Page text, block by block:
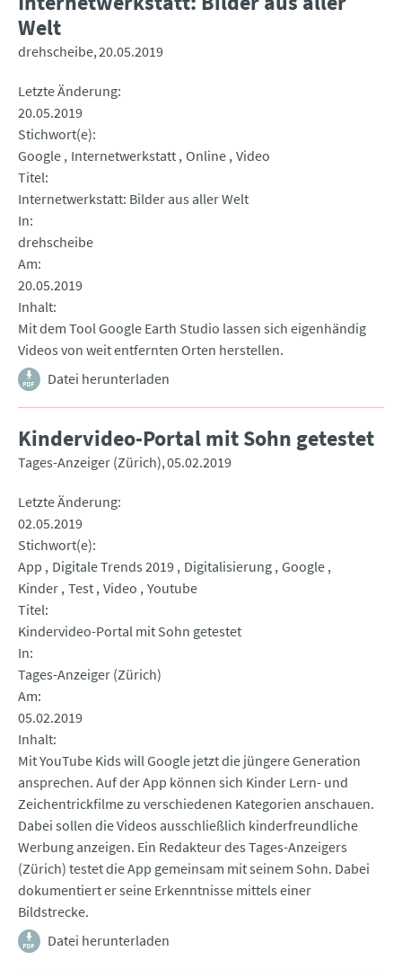
Welt
drehscheibe 20.05.2019
Letzte Änderung
20.05.2019
Stichwort(e)
Google Internetwerkstatt Online Video
Titel
Internetwerkstatt: Bilder aus aller Welt
In
drehscheibe
Am
20.05.2019
Inhalt
Mit dem Tool Google Earth Studio lassen sich eigenhändig
Videos von weit entfernten Orten herstellen.
Datei herunterladen
Kindervideo-Portal mit Sohn getestet
Tages-Anzeiger (Zürich) 05.02.2019
Letzte Änderung
02.05.2019
Stichwort(e)
App
Digitale Trends 2019 Digitalisierung Google
Kinder Test Video Youtube
Titel
Kindervideo-Portal mit Sohn getestet
In
Tages-Anzeiger (Zürich)
Am
05.02.2019
Inhalt
Mit YouTube Kids will Google jetzt die jüngere Generation
ansprechen. Auf der App können sich Kinder Lern- und
Zeichentrickfilme zu verschiedenen Kategorien anschauen.
Dabei sollen die Videos ausschließlich kinderfreundliche
Werbung anzeigen. Ein Redakteur des Tages-Anzeigers
(Zürich) testet die App gemeinsam mit seinem Sohn. Dabei
dokumentiert er seine Erkenntnisse mittels einer
Bildstrecke.
Datei herunterladen